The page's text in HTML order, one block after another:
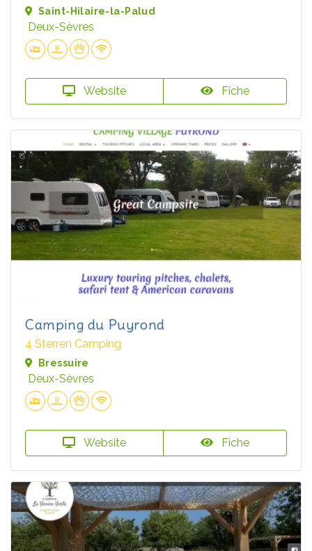
Saint-Hilaire-la-Palud
Deux-Sèvres
Website Fiche
Camping du Puyrond
4 Sterren Camping
Bressuire
Deux-Sèvres
Website Fiche